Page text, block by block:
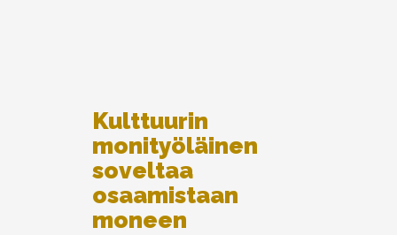
Kulttuurin
monityöläinen
soveltaa
osaamistaan
moneen